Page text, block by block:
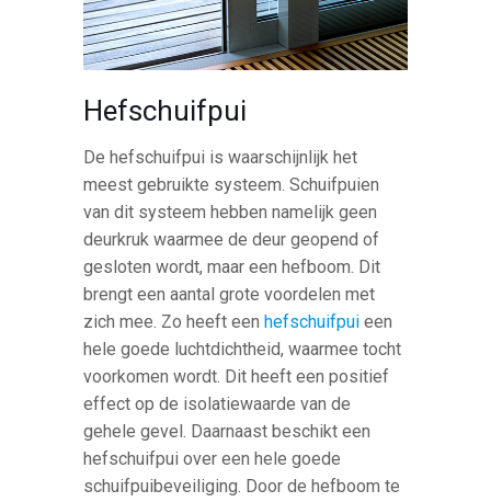
Hefschuifpui
De hefschuifpui is waarschijnlijk het
meest gebruikte systeem. Schuifpuien
van dit systeem hebben namelijk geen
deurkruk waarmee de deur geopend of
gesloten wordt, maar een hefboom. Dit
brengt een aantal grote voordelen met
zich mee. Zo heeft een hefschuifpui een
hele goede luchtdichtheid, waarmee tocht
voorkomen wordt. Dit heeft een positief
effect op de isolatiewaarde van de
gehele gevel. Daarnaast beschikt een
hefschuifpui over een hele goede
schuifpuibeveiliging. Door de hefboom te